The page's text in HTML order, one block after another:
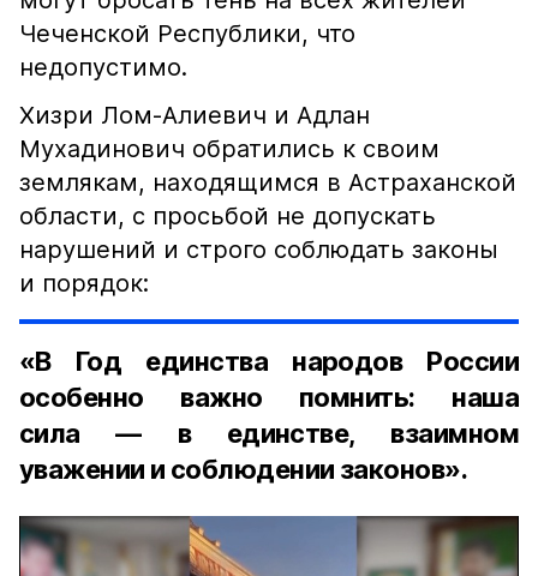
Чеченской Республики, что
недопустимо.
Хизри Лом-Алиевич и Адлан
Мухадинович обратились к своим
землякам, находящимся в Астраханской
области, с просьбой не допускать
нарушений и строго соблюдать законы
и порядок:
«В Год единства народов России
особенно важно помнить: наша
сила — в единстве, взаимном
уважении и соблюдении законов».